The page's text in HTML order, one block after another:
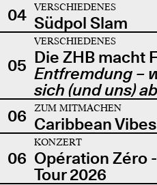
04 VERSCHIEDENES
Südpol Slam
05
VERSCHIEDENES
Die ZHB macht
Entfremdung –
sich (und uns)
06
ZUM MITMACHEN
Caribbean Vibes
06
KONZERT
Opération Zéro
Tour 2026